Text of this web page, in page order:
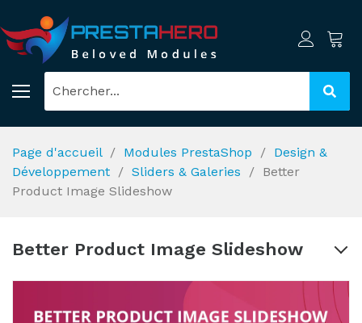
Page d'accueil Modules PrestaShop
Design &
Développement
Sliders & Galeries
Better
Product Image Slideshow
Better Product Image Slideshow